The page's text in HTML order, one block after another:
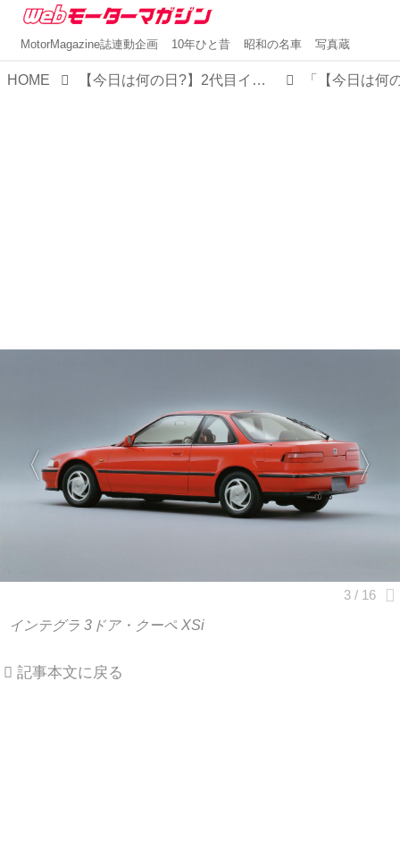
MotorMagazine誌連動企画 10年ひと昔 昭和の名車 写真蔵
HOME 【今日は何の日?】2代目インテグラ発表 「マイケルJフォックスのCMも話題となったカッコインテグラ」30年前 1989年4月19日
インテグラ 3ドア・クーペ XSi
記事本文に戻る